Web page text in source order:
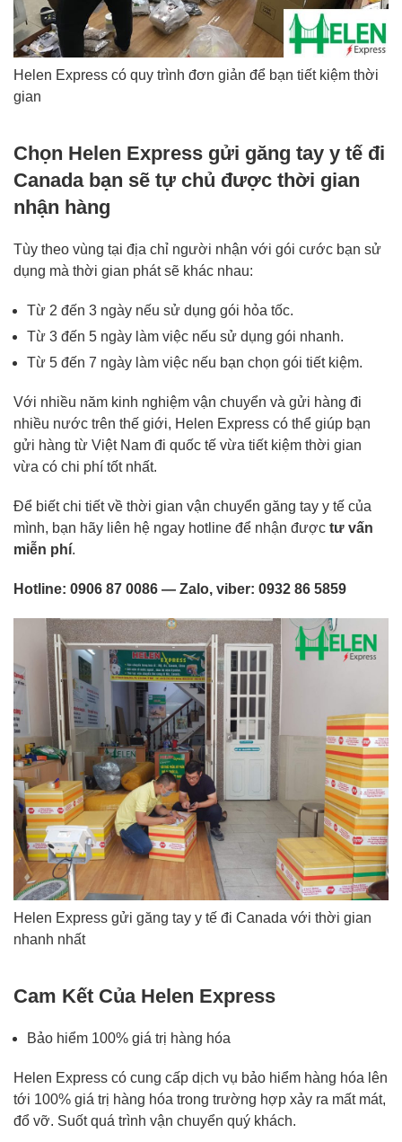
Helen Express có quy trình đơn giản để bạn tiết kiệm thời
gian
Chọn Helen Express gửi găng tay y tế đi
Canada bạn sẽ tự chủ được thời gian
nhận hàng
Tùy theo vùng tại địa chỉ người nhận với gói cước bạn sử
dụng mà thời gian phát sẽ khác nhau:
Từ 2 đến 3 ngày nếu sử dụng gói hỏa tốc.
Từ 3 đến 5 ngày làm việc nếu sử dụng gói nhanh.
Từ 5 đến 7 ngày làm việc nếu bạn chọn gói tiết kiệm.
Với nhiều năm kinh nghiệm vận chuyển và gửi hàng đi
nhiều nước trên thế giới, Helen Express có thể giúp bạn
gửi hàng từ Việt Nam đi quốc tế vừa tiết kiệm thời gian
vừa có chi phí tốt nhất.
Để biết chi tiết về thời gian vận chuyển găng tay y tế của
mình, bạn hãy liên hệ ngay hotline để nhận được tư vấn
miễn phí.
Hotline: 0906 87 0086 — Zalo, viber: 0932 86 5859
Helen Express gửi găng tay y tế đi Canada với thời gian
nhanh nhất
Cam Kết Của Helen Express
Bảo hiểm 100% giá trị hàng hóa
Helen Express có cung cấp dịch vụ bảo hiểm hàng hóa lên
tới 100% giá trị hàng hóa trong trường hợp xảy ra mất mát,
đổ vỡ. Suốt quá trình vận chuyển quý khách.